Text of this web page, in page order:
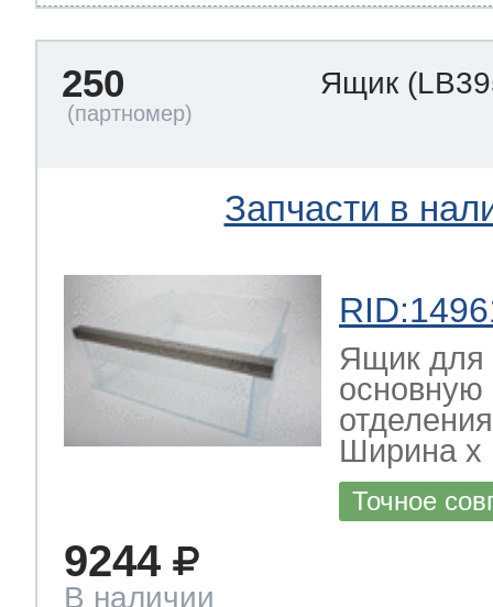
250 Ящик
Запчасти в
Ящик для
основную
Ширина х
Точное
9244
В наличии